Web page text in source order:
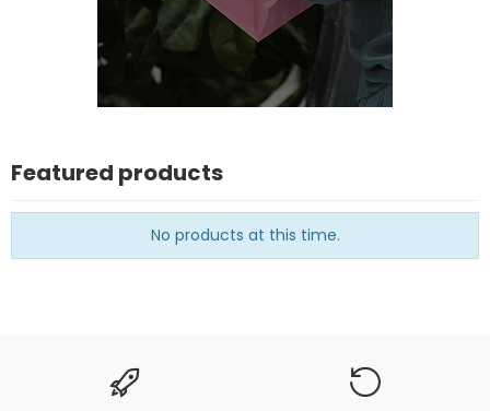
Featured products
No products at this time.